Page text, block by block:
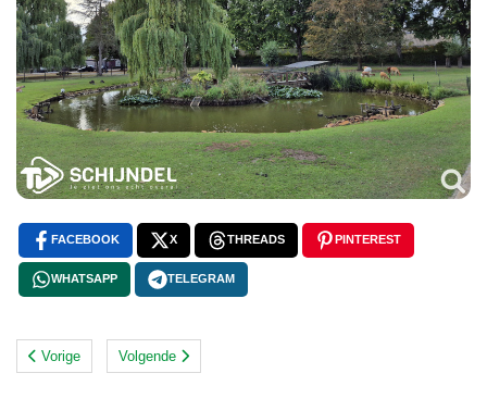
FACEBOOK X THREADS PINTEREST
WHATSAPP TELEGRAM
Vorige Volgende